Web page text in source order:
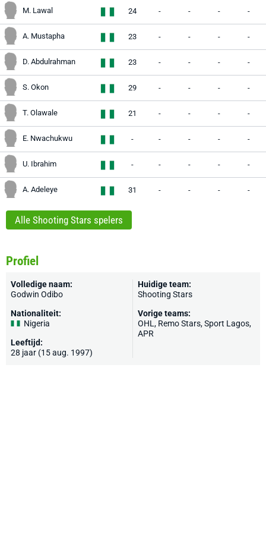
M. Lawal 24 - - - -
A. Mustapha 23 - - - -
D. Abdulrahman 23 - - - -
S. Okon 29 - - - -
T. Olawale 21 - - - -
E. Nwachukwu - - - - -
U. Ibrahim - - - - -
A. Adeleye 31 - - - -
Alle Shooting Stars spelers
Profiel
Volledige naam:
Godwin Odibo
Nationaliteit:
Nigeria
Leeftijd:
28 jaar (15 aug. 1997)
Huidige team:
Shooting Stars
Vorige teams:
OHL , Remo Stars, Sport Lagos,
APR